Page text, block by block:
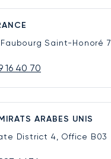
Saint-Honoré
16 40 70
ARABES UNIS
District 4, Office B03